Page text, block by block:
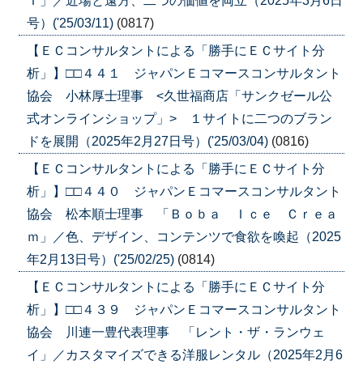
号）('25/03/11) (0817)
【ＥＣコンサルタントによる「勝手にＥＣサイト分
析」】□□４４１ ジャパンＥコマースコンサルタント
協会 小林厚士理事 <久世福商店「サンクゼール公
式オンラインショップ」> １サイトに二つのブラン
ドを展開（2025年2月27日号）('25/03/04) (0816)
【ＥＣコンサルタントによる「勝手にＥＣサイト分
析」】□□４４０ ジャパンＥコマースコンサルタント
協会 松本順士理事 「Ｂｏｂａ Ｉｃｅ Ｃｒｅａ
ｍ」／色、デザイン、コンテンツで食欲を喚起（2025
年2月13日号）('25/02/25) (0814)
【ＥＣコンサルタントによる「勝手にＥＣサイト分
析」】□□４３９ ジャパンＥコマースコンサルタント
協会 川連一豊代表理事 「レント・ザ・ランウェ
イ」／カスタマイズできる洋服レンタル（2025年2月6